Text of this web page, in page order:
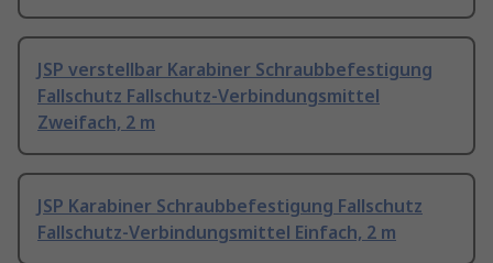
JSP verstellbar Karabiner Schraubbefestigung
Fallschutz Fallschutz-Verbindungsmittel
Zweifach, 2 m
JSP Karabiner Schraubbefestigung Fallschutz
Fallschutz-Verbindungsmittel Einfach, 2 m